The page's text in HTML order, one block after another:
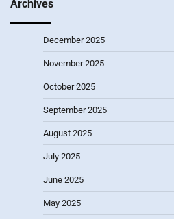
Archives
December 2025
November 2025
October 2025
September 2025
August 2025
July 2025
June 2025
May 2025